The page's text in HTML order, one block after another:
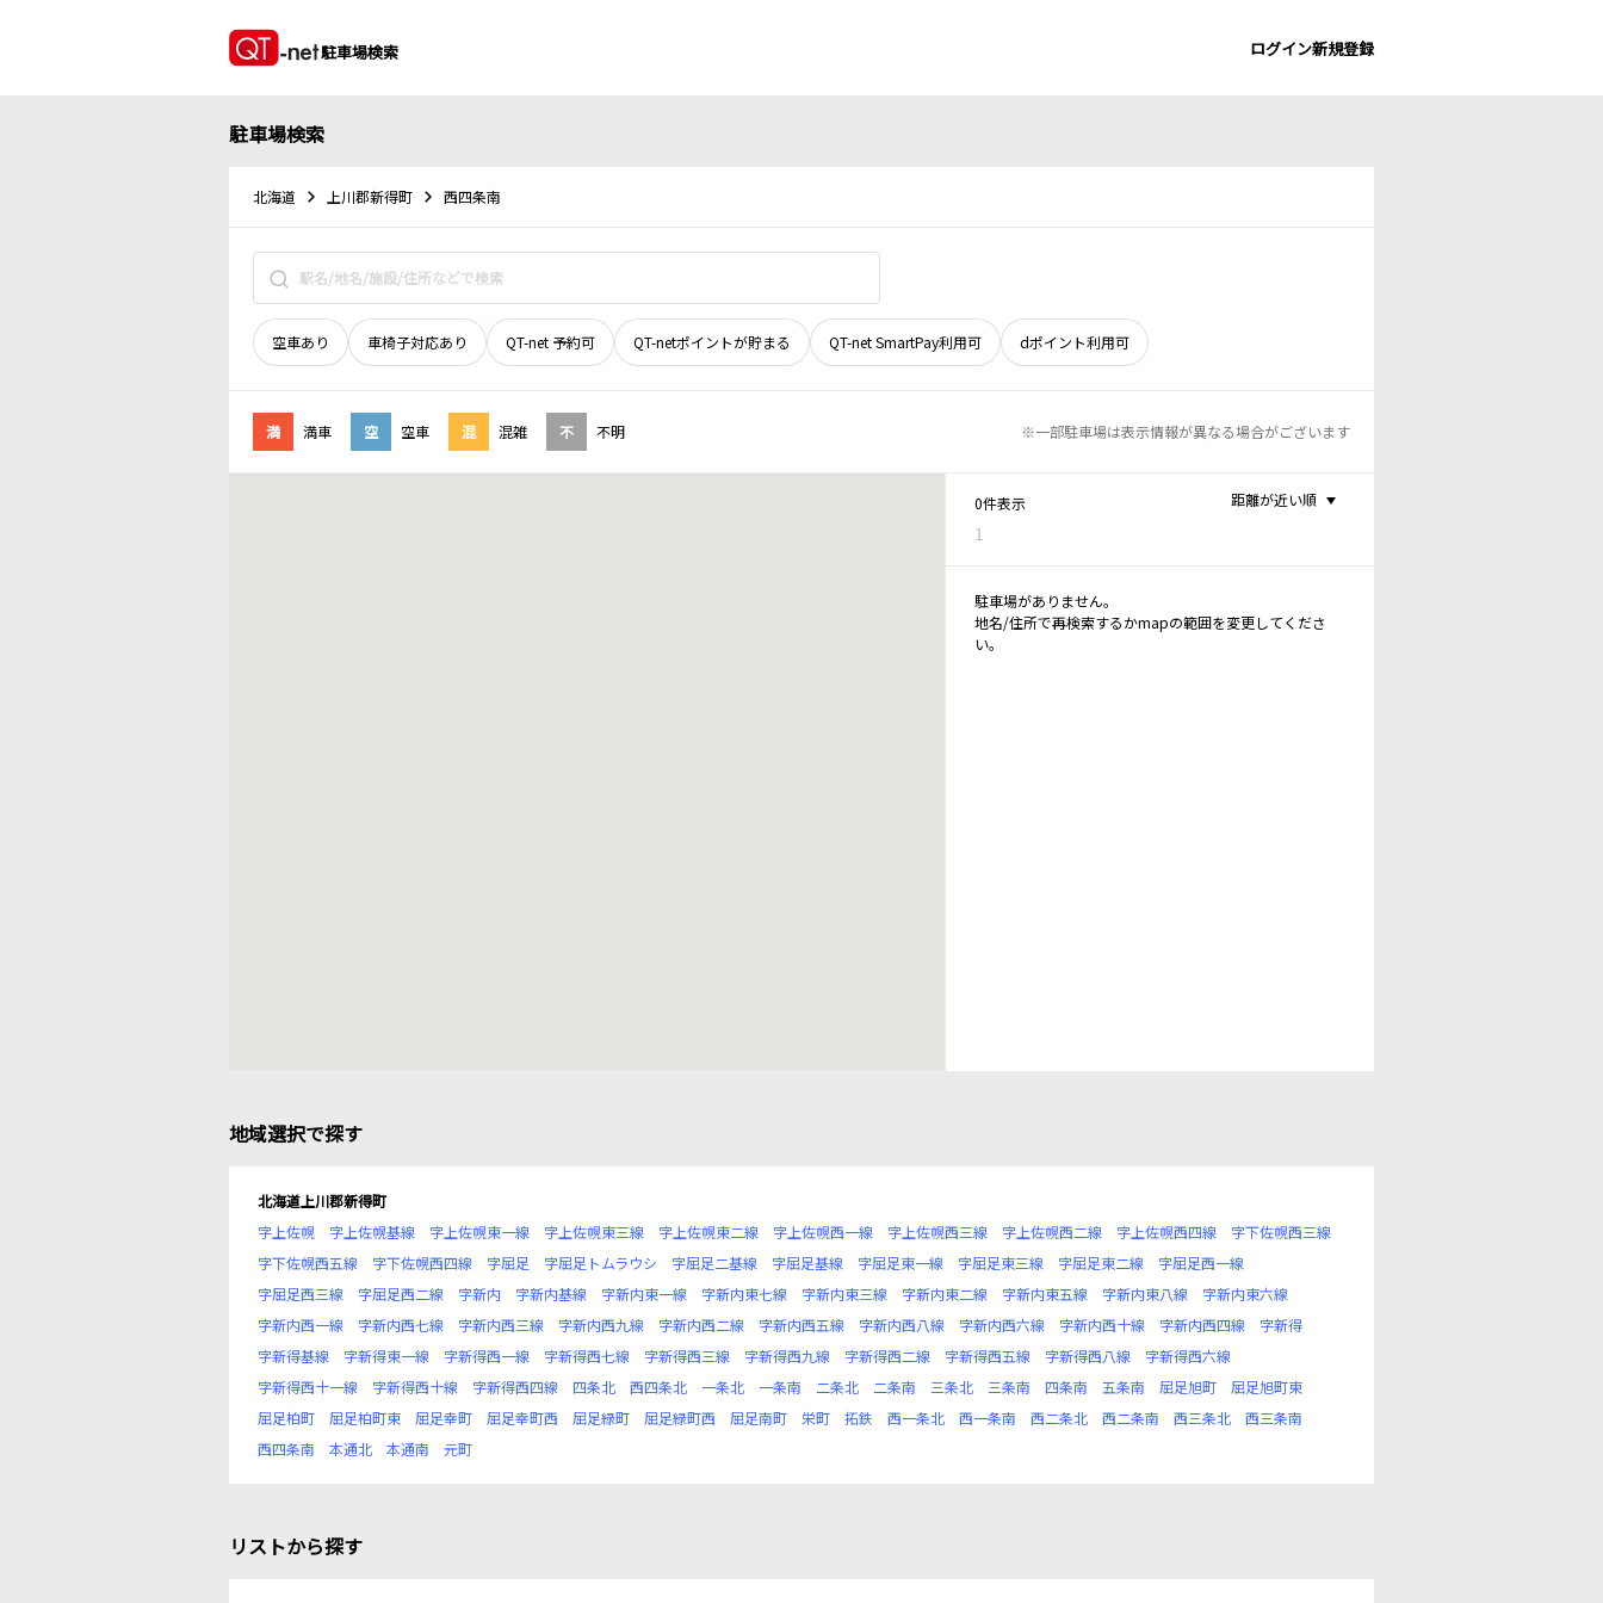
駐車場検索 ログイン新規登録
駐車場検索
北海道 上川郡新得町 西四条南
空車あり 車椅子対応あり QT-net 予約可 QT-netポイントが貯まる QT-net SmartPay利用可 dポイント利用可
満 満車 空 空車 混 混雑 不 不明 ※一部駐車場は表示情報が異なる場合がございます
0件表示
1
距離が近い順
駐車場がありません。
地名/住所で再検索するかmapの範囲を変更してくださ
い。
地域選択で探す
北海道上川郡新得町
字上佐幌
字上佐幌基線 字上佐幌東一線 字上佐幌東三線 字上佐幌東二線 字上佐幌西一線 字上佐幌西三線 字上佐幌西二線 字上佐幌西四線
字下佐幌西三線
字下佐幌西五線
字下佐幌西四線 字屈足 字屈足トムラウシ 字屈足二基線 字屈足基線 字屈足東一線 字屈足東三線 字屈足東二線
字屈足西一線
字屈足西三線
字屈足西二線 字新内 字新内基線 字新内東一線 字新内東七線 字新内東三線 字新内東二線 字新内東五線 字新内東八線
字新内東六線
字新内西一線
字新内西七線 字新内西三線 字新内西九線 字新内西二線 字新内西五線 字新内西八線 字新内西六線 字新内西十線 字新内西四線
字新得
字新得基線
字新得東一線 字新得西一線 字新得西七線 字新得西三線 字新得西九線 字新得西二線 字新得西五線 字新得西八線
字新得西六線
字新得西十一線
字新得西十線 字新得西四線 四条北 西四条北 一条北 一条南 二条北 二条南 三条北 三条南 四条南 五条南 屈足旭町
屈足旭町東
屈足柏町
屈足柏町東 屈足幸町 屈足幸町西 屈足緑町 屈足緑町西 屈足南町 栄町 拓鉄 西一条北 西一条南 西二条北 西二条南 西三条北
西三条南
西四条南
本通北 本通南 元町
リストから探す